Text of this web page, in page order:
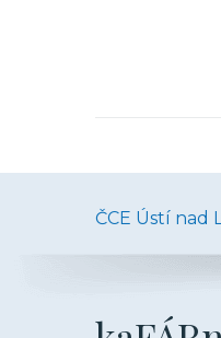
ČCE Ústí nad